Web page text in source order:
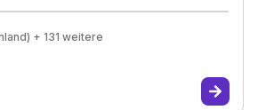
+ 131 weitere